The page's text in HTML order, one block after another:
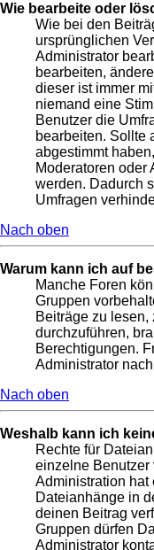
Wie bearbeite oder
Wie bei den
ursprünglichen
Administrator
bearbeiten,
dieser ist immer
niemand eine
Benutzer die
bearbeiten. Sollte
abgestimmt
Moderatoren oder
werden. Dadurch
Umfragen
Nach oben
Warum kann ich auf
Manche Foren
Gruppen
Beiträge zu
durchzuführen,
Berechtigungen.
Administrator
Nach oben
Weshalb kann ich
Rechte für
einzelne Benutzer
Administration hat
Dateianhänge in
deinen Beitrag
Gruppen dürfen
Administrator